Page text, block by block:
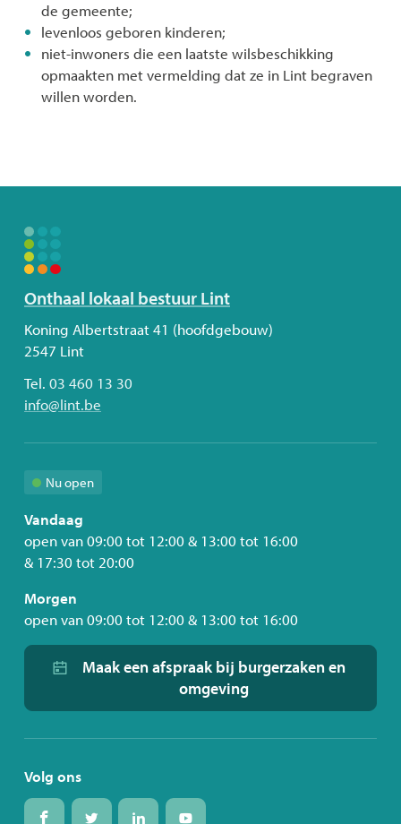
de gemeente;
levenloos geboren kinderen;
niet-inwoners die een laatste wilsbeschikking
opmaakten met vermelding dat ze in Lint begraven
willen worden.
Volg
ons
Onthaal lokaal bestuur Lint
Adres
Koning Albertstraat 41 (hoofdgebouw)
2547 Lint
Tel. 03 460 13 30
E-
info@lint.be
Nu open
Vandaag
open van09:00 tot 12:00 & 13:00 tot 16:00
& 17:30 tot 20:00
Morgen
open van09:00 tot 12:00 & 13:00 tot 16:00
Maak een afspraak bij burgerzaken en
omgeving
Volg ons
Volg
Volg
Volg
Volg